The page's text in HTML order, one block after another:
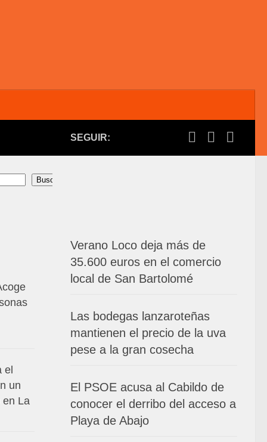
SEGUIR:
Verano Loco deja más de
35.600 euros en el comercio
local de San Bartolomé
Las bodegas lanzaroteñas
mantienen el precio de la uva
pese a la gran cosecha
El PSOE acusa al Cabildo de
conocer el derribo del acceso a
Playa de Abajo
Buscar
el
un
en La